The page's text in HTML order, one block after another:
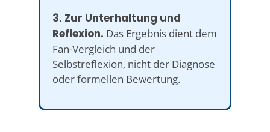
3. Zur Unterhaltung und
Reflexion. Das Ergebnis dient dem
Fan-Vergleich und der
Selbstreflexion, nicht der Diagnose
oder formellen Bewertung.